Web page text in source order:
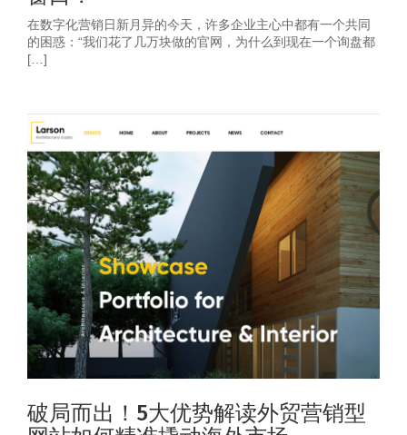
在数字化营销日新月异的今天，许多企业主心中都有一个共同
的困惑：“我们花了几万块做的官网，为什么到现在一个询盘都
[…]
破局而出！5大优势解读外贸营销型